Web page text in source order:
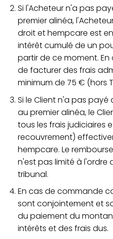
Si l'Acheteur n'a pas
premier alinéa,
droit et hempcare est
intérêt cumulé de un
partir de ce moment.
de facturer des frais
minimum de 75 € (hors
Si le Client n'a pas
au premier alinéa, le
tous les frais judiciaires
recouvrement)
hempcare. Le
n'est pas limité à l'ordre
tribunal.
En cas de commande
sont conjointement et
du paiement du
intérêts et des frais dus.